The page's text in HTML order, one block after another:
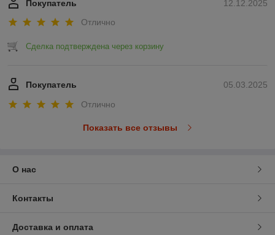
12.12.2025
Покупатель
Отлично
Сделка подтверждена через корзину
05.03.2025
Покупатель
Отлично
Показать все отзывы
О нас
Контакты
Доставка и оплата